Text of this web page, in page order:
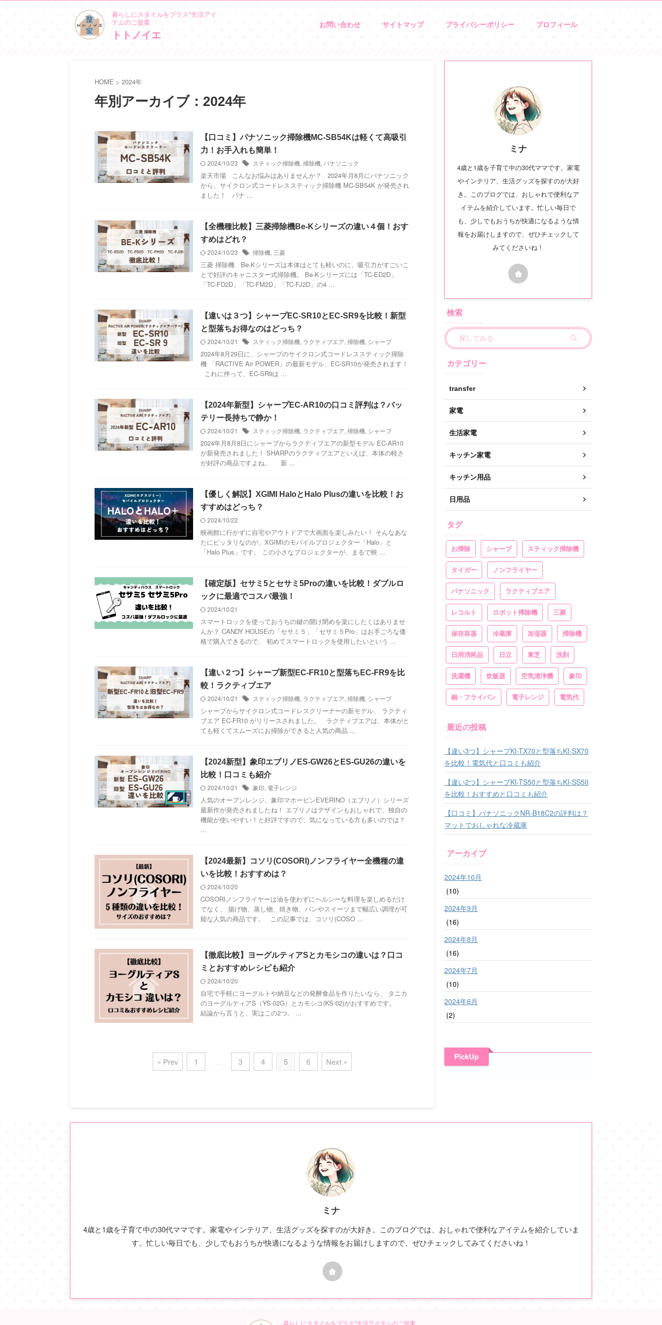
暮らしにスタイルをプラス*生活アイ
テムのご提案
トトノイエ
お問い合わせ サイトマップ プライバシーポリシー プロフィール
HOME > 2024年
年別アーカイブ：2024年
【口コミ】パナソニック掃除機MC-SB54Kは軽くて高吸引
力！お手入れも簡単！
2024/10/23
スティック掃除機, 掃除機, パナソニック
楽天市場 こんなお悩みはありませんか？ 2024年月8月にパナソニック
から、サイクロン式コードレススティック掃除機 MC-SB54K が発売され
ました！ パナ ...
【全機種比較】三菱掃除機Be-Kシリーズの違い４個！おす
すめはどれ？
2024/10/23
掃除機, 三菱
三菱 掃除機 Be-Kシリーズは本体はとても軽いのに、吸引力がすごいこ
とで好評のキャニスター式掃除機。 Be-Kシリーズには「TC-ED2D」
「TC-FD2D」「TC-FM2D」「TC-FJ2D」の4 ...
【違いは３つ】シャープEC-SR10とEC-SR9を比較！新型
と型落ちお得なのはどっち？
2024/10/21
スティック掃除機, ラクティブエア, 掃除機, シャープ
2024年8月29日に、シャープのサイクロン式コードレススティック掃除
機 「RACTIVE Air POWER」の最新モデル、EC-SR10が発売されます！
これに伴って、EC-SR9は ...
【2024年新型】シャープEC-AR10の口コミ評判は？バッ
テリー長持ちで静か！
2024/10/21
スティック掃除機, ラクティブエア, 掃除機, シャープ
2024年月8月8日にシャープからラクティブエアの新型モデル EC-AR10
が新発売されました！ SHARPのラクティブエアといえば、本体の軽さ
が好評の商品ですよね。 新 ...
【優しく解説】XGIMI HaloとHalo Plusの違いを比較！お
すすめはどっち？
2024/10/22
映画館に行かずに自宅やアウトドアで大画面を楽しみたい！ そんなあな
たにピッタリなのが、XGIMIのモバイルプロジェクター「Halo」と
「Halo Plus」です。 この小さなプロジェクターが、まるで映 ...
【確定版】セサミ5とセサミ5Proの違いを比較！ダブルロ
ックに最適でコスパ最強！
2024/10/21
スマートロックを使っておうちの鍵の開け閉めを楽にしたくはありませ
んか？ CANDY HOUSEの「セサミ５」「セサミ５Pro」はお手ごろな価
格で購入できるので、 初めてスマートロックを使用したいという ...
【違い２つ】シャープ新型EC-FR10と型落ちEC-FR9を比
較！ラクティブエア
2024/10/21
スティック掃除機, ラクティブエア, 掃除機, シャープ
シャープからサイクロン式コードレスクリーナーの新モデル、 ラクティ
ブエア EC-FR10 がリリースされました。 ラクティブエアは、本体がと
ても軽くてスムーズにお掃除ができると人気の商品 ...
【2024新型】象印エブリノES-GW26とES-GU26の違いを
比較！口コミも紹介
2024/10/21
象印, 電子レンジ
人気のオーブンレンジ、象印マホービンEVERINO（エブリノ）シリーズ
最新作が発売されましたね！ エブリノはデザインもおしゃれで、独自の
機能が使いやすい！と好評ですので、気になっている方も多いのでは？
...
【2024最新】コソリ(COSORI)ノンフライヤー全機種の違
いを比較！おすすめは？
2024/10/20
COSORIノンフライヤーは油を使わずにヘルシーな料理を楽しめるだけ
でなく、 揚げ物、蒸し物、焼き物、パンやスイーツまで幅広い調理が可
能な人気の商品です。 この記事では、コソリ(COSO ...
【徹底比較】ヨーグルティアSとカモシコの違いは？口コ
ミとおすすめレシピも紹介
2024/10/20
自宅で手軽にヨーグルトや納豆などの発酵食品を作りたいなら、 タニカ
のヨーグルティアS（YS-02G）とカモシコ(KS-02)がおすすめです。
結論から言うと、実はこの2つ、 ...
« Prev 1 … 3 4 5 6 Next »
ミナ
4歳と1歳を子育て中の30代ママです。家電
やインテリア、生活グッズを探すのが大好
き。このブログでは、おしゃれで便利なア
イテムを紹介しています。忙しい毎日で
も、少しでもおうちが快適になるような情
報をお届けしますので、ぜひチェックして
みてくださいね！
検索
カテゴリー
transfer
家電
生活家電
キッチン家電
キッチン用品
日用品
タグ
お掃除 シャープ スティック掃除機
タイガー ノンフライヤー
パナソニック ラクティブエア
レコルト ロボット掃除機 三菱
保存容器 冷蔵庫 加湿器 掃除機
日用消耗品 日立 東芝 洗剤
洗濯機 炊飯器 空気清浄機 象印
鍋・フライパン 電子レンジ 電気代
最近の投稿
【違い3つ】シャープKI-TX70と型落ちKI-SX70
を比較！電気代と口コミも紹介
【違い2つ】シャープKI-TS50と型落ちKI-SS50
を比較！おすすめと口コミも紹介
【口コミ】パナソニックNR-B18C2の評判は？
マットでおしゃれな冷蔵庫
アーカイブ
2024年10月
(10)
2024年9月
(16)
2024年8月
(16)
2024年7月
(10)
2024年6月
(2)
PickUp
ミナ
4歳と1歳を子育て中の30代ママです。家電やインテリア、生活グッズを探すのが大好き。このブログでは、おしゃれで便利なアイテムを紹介していま
す。忙しい毎日でも、少しでもおうちが快適になるような情報をお届けしますので、ぜひチェックしてみてくださいね！
暮らしにスタイルをプラス*生活アイテムのご提案